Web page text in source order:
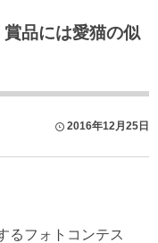
品には愛猫の似
2016年12月25日
るフォトコンテス